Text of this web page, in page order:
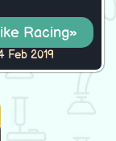
Racing»
Feb 2019